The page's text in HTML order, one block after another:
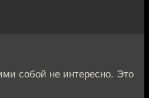
собой не интересно. Это